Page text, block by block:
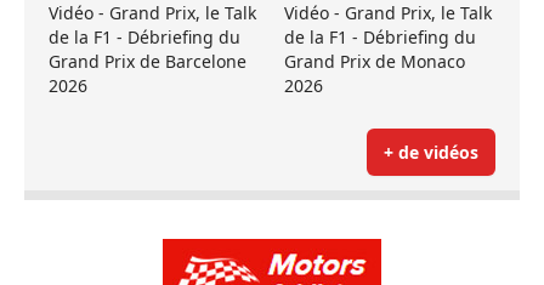
Vidéo - Grand Prix, le Talk
de la F1 - Débriefing du
Grand Prix de Barcelone
2026
Vidéo - Grand Prix, le Talk
de la F1 - Débriefing du
Grand Prix de Monaco
2026
+ de vidéos